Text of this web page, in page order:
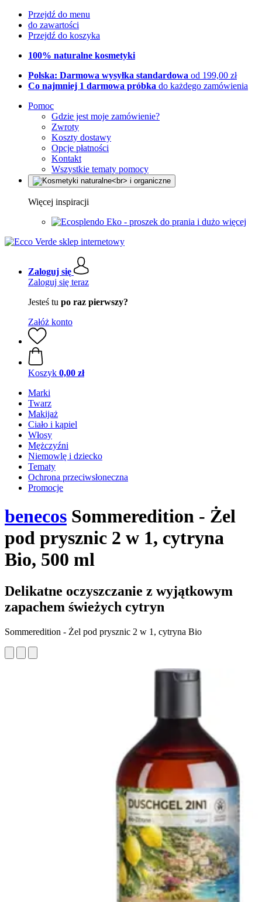
Przejdź do menu
do zawartości
Przejdź do koszyka
100% naturalne kosmetyki
Polska: Darmowa wysyłka standardowa od 199,00 zł
Co najmniej 1 darmowa próbka do każdego zamówienia
Pomoc
Gdzie jest moje zamówienie?
Zwroty
Koszty dostawy
Opcje płatności
Kontakt
Wszystkie tematy pomocy
Więcej inspiracji
Eko - proszek do prania i dużo więcej
Zaloguj się
Zaloguj się teraz
Jesteś tu po raz pierwszy?
Załóż konto
Koszyk 0,00 zł
Marki
Twarz
Makijaż
Ciało i kąpiel
Włosy
Mężczyźni
Niemowlę i dziecko
Tematy
Ochrona przeciwsłoneczna
Promocje
benecos Sommeredition - Żel
pod prysznic 2 w 1, cytryna
Bio, 500 ml
Delikatne oczyszczanie z wyjątkowym
zapachem świeżych cytryn
Sommeredition - Żel pod prysznic 2 w 1, cytryna Bio